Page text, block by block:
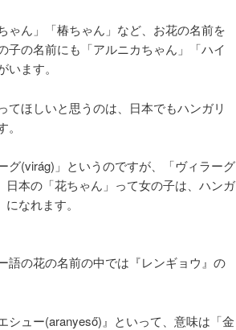
ゃん」「椿ちゃん」など、お花の名前を
子の名前にも「アルニカちゃん」「ハイ
ます。
ほしいと思うのは、日本でもハンガリ
グ(virág)」というのですが、「ヴィラーグ
本の「花ちゃん」って女の子は、ハンガ
なれます。
語の花の名前の中では『レンギョウ』の
シュー(aranyeső)』といって、意味は「金